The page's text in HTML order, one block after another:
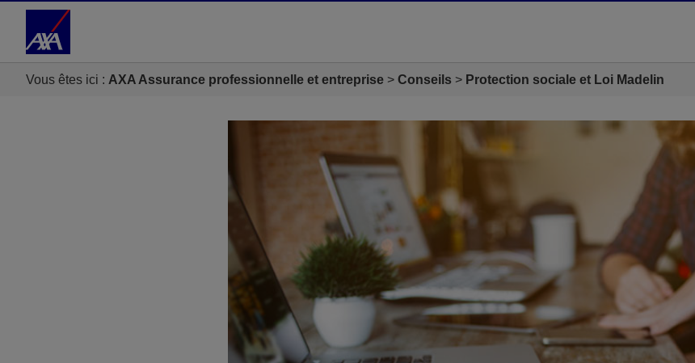
Accéder au Contenu
Vous êtes ici : AXA Assurance professionnelle et entreprise Conseils Protection sociale et Loi Madelin